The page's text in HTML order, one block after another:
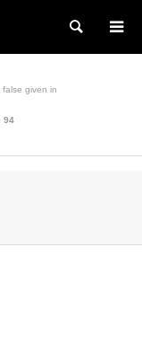
検索
given in
94